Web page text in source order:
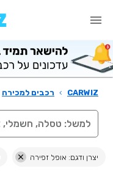
CARWIZ
› רכבים למכירה
יצרן ודגם: אופל זפירה